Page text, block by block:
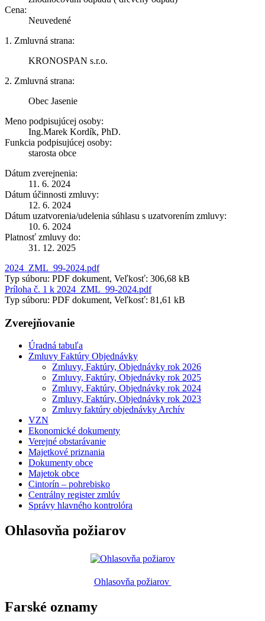
Cena:
Neuvedené
1. Zmluvná strana:
KRONOSPAN s.r.o.
2. Zmluvná strana:
Obec Jasenie
Meno podpisujúcej osoby:
Ing.Marek Kordík, PhD.
Funkcia podpisujúcej osoby:
starosta obce
Dátum zverejnenia:
11. 6. 2024
Dátum účinnosti zmluvy:
12. 6. 2024
Dátum uzatvorenia/udelenia súhlasu s uzatvorením zmluvy:
10. 6. 2024
Platnosť zmluvy do:
31. 12. 2025
2024_ZML_99-2024.pdf
Typ súboru: PDF dokument, Veľkosť: 306,68 kB
Príloha č. 1 k 2024_ZML_99-2024.pdf
Typ súboru: PDF dokument, Veľkosť: 81,61 kB
Zverejňovanie
Úradná tabuľa
Zmluvy Faktúry Objednávky
Zmluvy, Faktúry, Objednávky rok 2026
Zmluvy, Faktúry, Objednávky rok 2025
Zmluvy, Faktúry, Objednávky rok 2024
Zmluvy, Faktúry, Objednávky rok 2023
Zmluvy faktúry objednávky Archív
VZN
Ekonomické dokumenty
Verejné obstarávanie
Majetkové priznania
Dokumenty obce
Majetok obce
Cintorín – pohrebisko
Centrálny register zmlúv
Správy hlavného kontrolóra
Ohlasovňa požiarov
Ohlasovňa požiarov
Farské oznamy